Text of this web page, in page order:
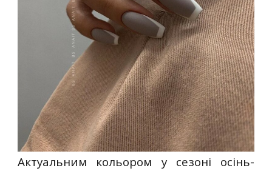
Актуальним кольором у сезоні осінь-